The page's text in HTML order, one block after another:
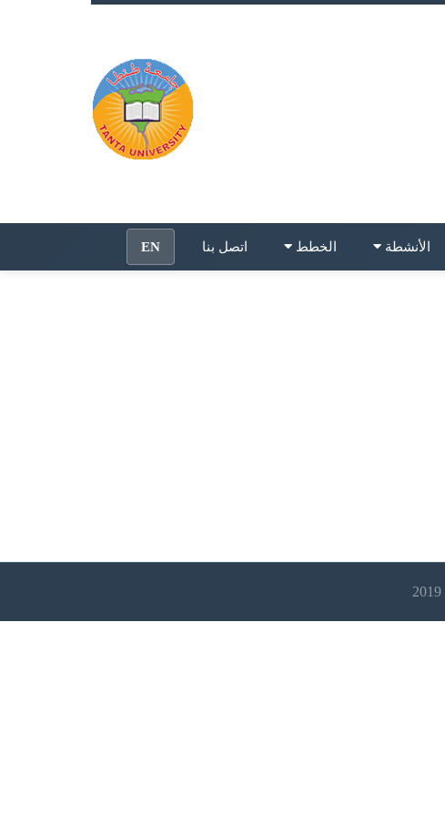
الأنشطة الخطط اتصل بنا EN